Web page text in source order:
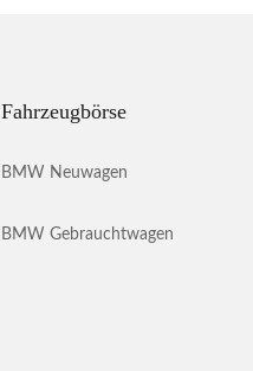
Fahrzeugbörse
BMW Neuwagen
BMW Gebrauchtwagen